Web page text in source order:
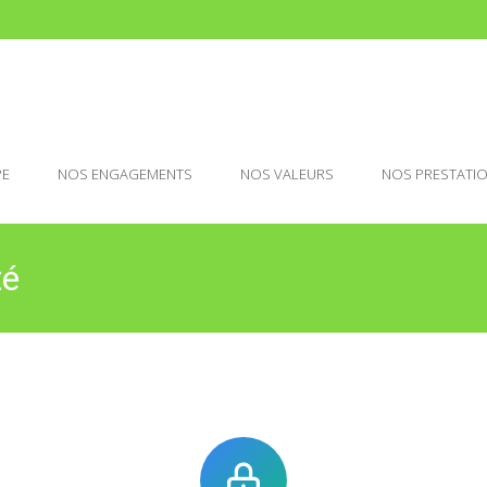
NOS ENGAGEMENTS NOS VALEURS NOS